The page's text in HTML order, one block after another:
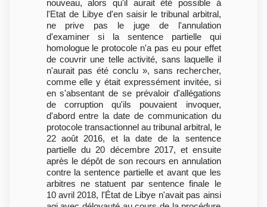
nouveau, alors qu'il aurait été possible à
l'Etat de Libye d'en saisir le tribunal arbitral,
ne prive pas le juge de l'annulation
d'examiner si la sentence partielle qui
homologue le protocole n'a pas eu pour effet
de couvrir une telle activité, sans laquelle il
n'aurait pas été conclu », sans rechercher,
comme elle y était expressément invitée, si
en s'absentant de se prévaloir d'allégations
de corruption qu'ils pouvaient invoquer,
d'abord entre la date de communication du
protocole transactionnel au tribunal arbitral, le
22 août 2016, et la date de la sentence
partielle du 20 décembre 2017, et ensuite
après le dépôt de son recours en annulation
contre la sentence partielle et avant que les
arbitres ne statuent par sentence finale le
10 avril 2018, l'État de Libye n'avait pas ainsi